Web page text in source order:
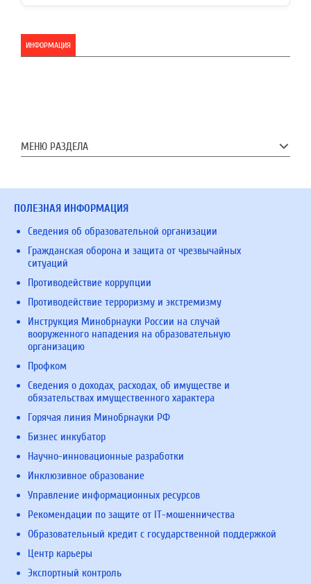
ИНФОРМАЦИЯ
МЕНЮ РАЗДЕЛА
ПОЛЕЗНАЯ ИНФОРМАЦИЯ
Сведения об образовательной организации
Гражданская оборона и защита от чрезвычайных
ситуаций
Противодействие коррупции
Противодействие терроризму и экстремизму
Инструкция Минобрнауки России на случай
вооруженного нападения на образовательную
организацию
Профком
Сведения о доходах, расходах, об имуществе и
обязательствах имущественного характера
Горячая линия Минобрнауки РФ
Бизнес инкубатор
Научно-инновационные разработки
Инклюзивное образование
Управление информационных ресурсов
Рекомендации по защите от IT-мошенничества
Образовательный кредит с государственной поддержкой
Центр карьеры
Экспортный контроль